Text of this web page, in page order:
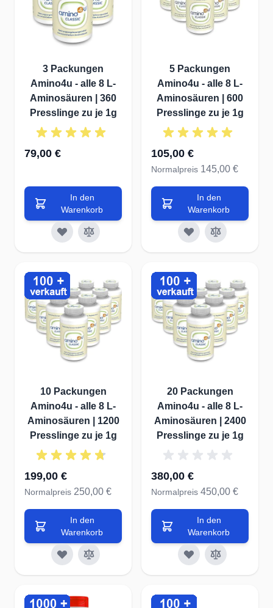
3 Packungen
Amino4u - alle 8 L-
Aminosäuren | 360
Presslinge zu je 1g
79,00 €
In den
Warenkorb
5 Packungen
Amino4u - alle 8 L-
Aminosäuren | 600
Presslinge zu je 1g
Sonderangebot
105,00 €
Normalpreis 145,00 €
In den
Warenkorb
10 Packungen
Amino4u - alle 8 L-
Aminosäuren | 1200
Presslinge zu je 1g
Sonderangebot
199,00 €
Normalpreis 250,00 €
In den
Warenkorb
20 Packungen
Amino4u - alle 8 L-
Aminosäuren | 2400
Presslinge zu je 1g
Sonderangebot
380,00 €
Normalpreis 450,00 €
In den
Warenkorb